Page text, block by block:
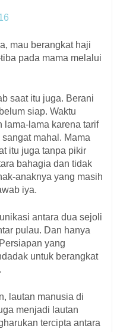
mau berangkat haji
pada mama melalui
saat itu juga. Berani
siap. Waktu
lama-lama karena tarif
mahal. Mama
itu juga tanpa pikir
bahagia dan tidak
anaknya yang masih
iya.
antara dua sejoli
pulau. Dan hanya
yang
untuk berangkat
lautan manusia di
menjadi lautan
tercipta antara